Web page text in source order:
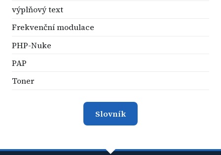
výplňový text
Frekvenční modulace
PHP-Nuke
PAP
Toner
Slovník